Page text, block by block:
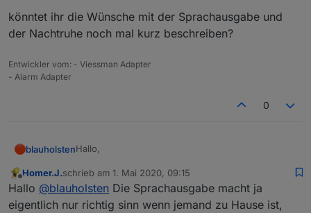
könntet ihr die Wünsche mit der Sprachausgabe und
der Nachtruhe noch mal kurz beschreiben?
Entwickler vom: - Viessman Adapter
- Alarm Adapter
0
blauholstenHallo,
könntet ihr die Wünsche mit der Sprachausgabe
und der Nachtruhe noch mal kurz beschreiben?
Offline
Homer.J.schrieb am 1. Mai 2020, 09:15
zuletzt editiert von
Hallo @blauholsten Die Sprachausgabe macht ja
eigentlich nur richtig sinn wenn jemand zu Hause ist,